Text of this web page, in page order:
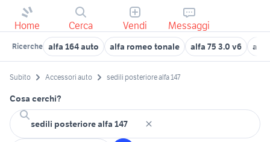
Home Cerca Vendi Messaggi
Ricerche alfa 164 auto alfa romeo tonale alfa 75 3.0 v6 alfa
Subito Accessori auto sedili posteriore alfa 147
Cosa cerchi?